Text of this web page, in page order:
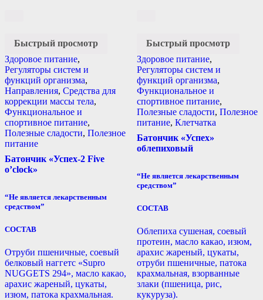
Быстрый просмотр
Здоровое питание,
Регуляторы систем и
функций организма,
Направления, Средства для
коррекции массы тела,
Функциональное и
спортивное питание,
Полезные сладости, Полезное
питание
Батончик «Успех-2 Five
o’clock»
“Не является лекарственным
средством”
СОСТАВ
Отруби пшеничные, соевый
белковый наггетс «Supro
NUGGETS 294», масло какао,
арахис жареный, цукаты,
изюм, патока крахмальная.
Быстрый просмотр
Здоровое питание,
Регуляторы систем и
функций организма,
Функциональное и
спортивное питание,
Полезные сладости, Полезное
питание, Клетчатка
Батончик «Успех»
облепиховый
“Не является лекарственным
средством”
СОСТАВ
Облепиха сушеная, соевый
протеин, масло какао, изюм,
арахис жареный, цукаты,
отруби пшеничные, патока
крахмальная, взорванные
злаки (пшеница, рис,
кукуруза).